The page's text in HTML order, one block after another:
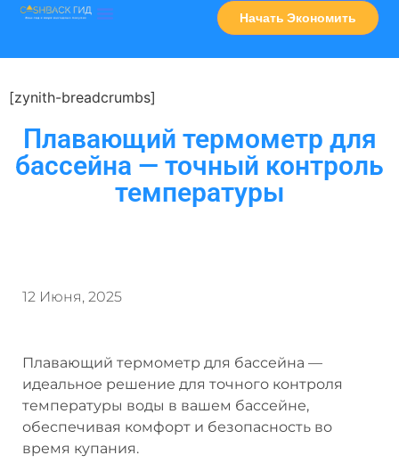
Начать Экономить
[zynith-breadcrumbs]
Плавающий термометр для
бассейна — точный контроль
температуры
12 Июня, 2025
Плавающий термометр для бассейна —
идеальное решение для точного контроля
температуры воды в вашем бассейне,
обеспечивая комфорт и безопасность во
время купания.